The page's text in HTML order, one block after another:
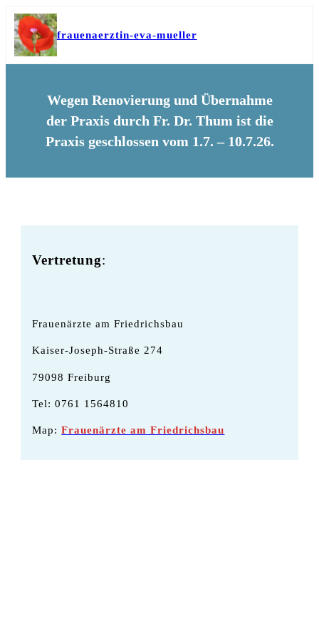
frauenaerztin-eva-mueller
Wegen Renovierung und Übernahme
der Praxis durch Fr. Dr. Thum ist die
Praxis geschlossen vom 1.7. – 10.7.26.
Vertretung:
Frauenärzte am Friedrichsbau
Kaiser-Joseph-Straße 274
79098 Freiburg
Tel: 0761 1564810
Map:Frauenärzte am Friedrichsbau